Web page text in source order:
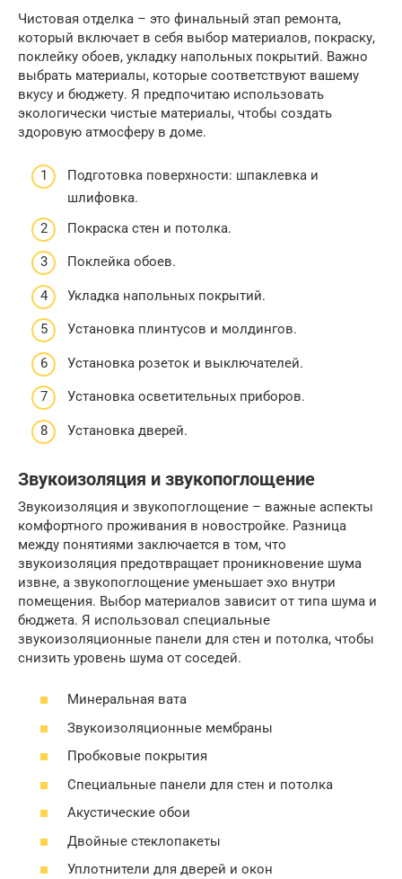
Чистовая отделка – это финальный этап ремонта,
который включает в себя выбор материалов, покраску,
поклейку обоев, укладку напольных покрытий. Важно
выбрать материалы, которые соответствуют вашему
вкусу и бюджету. Я предпочитаю использовать
экологически чистые материалы, чтобы создать
здоровую атмосферу в доме.
Подготовка поверхности: шпаклевка и
шлифовка.
Покраска стен и потолка.
Поклейка обоев.
Укладка напольных покрытий.
Установка плинтусов и молдингов.
Установка розеток и выключателей.
Установка осветительных приборов.
Установка дверей.
Звукоизоляция и звукопоглощение
Звукоизоляция и звукопоглощение – важные аспекты
комфортного проживания в новостройке. Разница
между понятиями заключается в том, что
звукоизоляция предотвращает проникновение шума
извне, а звукопоглощение уменьшает эхо внутри
помещения. Выбор материалов зависит от типа шума и
бюджета. Я использовал специальные
звукоизоляционные панели для стен и потолка, чтобы
снизить уровень шума от соседей.
Минеральная вата
Звукоизоляционные мембраны
Пробковые покрытия
Специальные панели для стен и потолка
Акустические обои
Двойные стеклопакеты
Уплотнители для дверей и окон